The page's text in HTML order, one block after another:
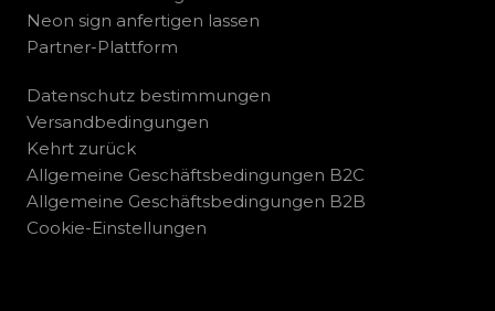
Neon sign anfertigen lassen
Partner-Plattform
Datenschutz bestimmungen
Versandbedingungen
Kehrt zurück
Allgemeine Geschäftsbedingungen B2C
Allgemeine Geschäftsbedingungen B2B
Cookie-Einstellungen